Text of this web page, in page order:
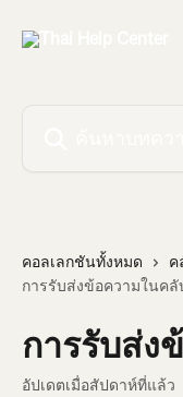
คอลเลกชันทั้งหมด ค
การรับส่งข้อความในคลั
การรับส่ง
อัปเดตเมื่อสัปดาห์ที่แล้ว